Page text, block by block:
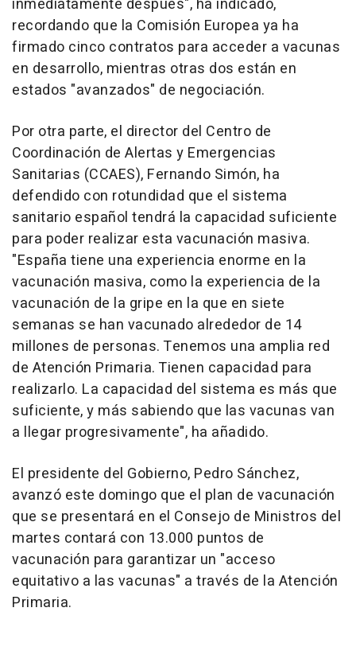
inmediatamente después", ha indicado,
recordando que la Comisión Europea ya ha
firmado cinco contratos para acceder a vacunas
en desarrollo, mientras otras dos están en
estados "avanzados" de negociación.
Por otra parte, el director del Centro de
Coordinación de Alertas y Emergencias
Sanitarias (CCAES), Fernando Simón, ha
defendido con rotundidad que el sistema
sanitario español tendrá la capacidad suficiente
para poder realizar esta vacunación masiva.
"España tiene una experiencia enorme en la
vacunación masiva, como la experiencia de la
vacunación de la gripe en la que en siete
semanas se han vacunado alrededor de 14
millones de personas. Tenemos una amplia red
de Atención Primaria. Tienen capacidad para
realizarlo. La capacidad del sistema es más que
suficiente, y más sabiendo que las vacunas van
a llegar progresivamente", ha añadido.
El presidente del Gobierno, Pedro Sánchez,
avanzó este domingo que el plan de vacunación
que se presentará en el Consejo de Ministros del
martes contará con 13.000 puntos de
vacunación para garantizar un "acceso
equitativo a las vacunas" a través de la Atención
Primaria.